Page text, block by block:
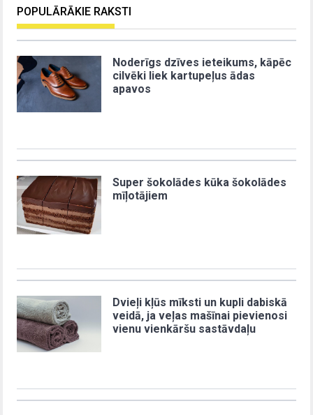
POPULĀRĀKIE RAKSTI
Noderīgs dzīves ieteikums, kāpēc
cilvēki liek kartupeļus ādas
apavos
Super šokolādes kūka šokolādes
mīļotājiem
Dvieļi kļūs mīksti un kupli dabiskā
veidā, ja veļas mašīnai pievienosi
vienu vienkāršu sastāvdaļu